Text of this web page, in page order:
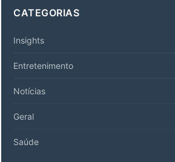
CATEGORIAS
Insights
Entretenimento
Notícias
Geral
Saúde